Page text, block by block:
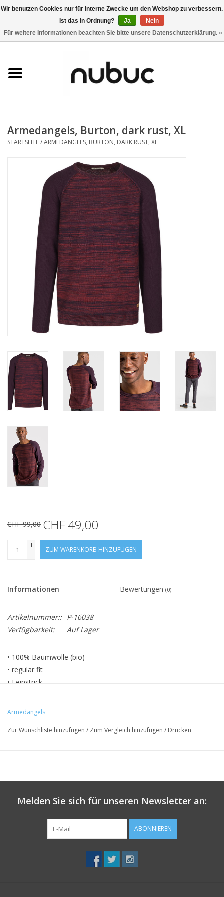
0 Artikel - CHF 0,00
Damen
Accessoires
Armedangels, Burton, dark rust, XL
STARTSEITE/ARMEDANGELS, BURTON, DARK RUST, XL
CHF 99,00 CHF 49,00
+
-
ZUM WARENKORB HINZUFÜGEN
Informationen Bewertungen (0)
Artikelnummer:: P-16038
Verfügbarkeit:
Auf Lager
• 100% Baumwolle (bio)
• regular fit
• Feinstrick
Armedangels
Zur Wunschliste hinzufügen / Zum Vergleich hinzufügen / Drucken
Melden Sie sich für unseren Newsletter an:
ABONNIEREN
Wir benutzen Cookies nur für interne Zwecke um den Webshop zu verbessern.
Ist das in Ordnung?
Ja
Nein
Für weitere Informationen beachten Sie bitte unsere Datenschutzerklärung. »